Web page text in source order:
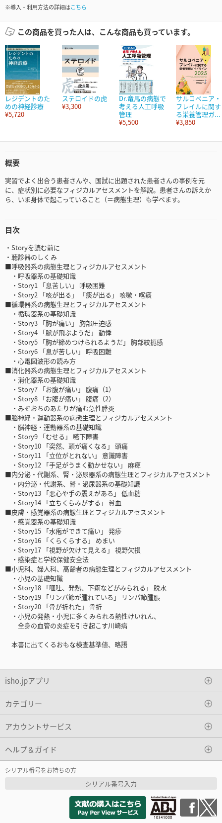
※導入・利用方法の詳細はこちら
この商品を買った人は、こんな商品も買っています。
レジデントのた
めの神経診療
¥5,720
ステロイドの虎
¥3,300
Dr.竜馬の病態で
考える人工呼吸
管理
¥5,500
サルコペニア・
フレイルに関す
る栄養管理ガ...
¥3,850
概要
実習でよく出合う患者さんや、国試に出題された患者さんの事例を元
に、症状別に必要なフィジカルアセスメントを解説。患者さんの訴えか
ら、いま身体で起こっていること（＝病態生理）も学べます。
目次
・Storyを読む前に
・聴診器のしくみ
■呼吸器系の病態生理とフィジカルアセスメント
・呼吸器系の基礎知識
・Story1 「息苦しい」 呼吸困難
・Story2 「咳が出る」 「痰が出る」 咳嗽・喀痰
■循環器系の病態生理とフィジカルアセスメント
・循環器系の基礎知識
・Story3 「胸が痛い」 胸部圧迫感
・Story4 「脈が飛ぶようだ」 動悸
・Story5 「胸が締めつけられるようだ」 胸部絞扼感
・Story6 「息が苦しい」 呼吸困難
・心電図波形の読み方
■消化器系の病態生理とフィジカルアセスメント
・消化器系の基礎知識
・Story7 「お腹が痛い」 腹痛（1）
・Story8 「お腹が痛い」 腹痛（2）
・みぞおちのあたりが痛む急性膵炎
■脳神経・運動器系の病態生理とフィジカルアセスメント
・脳神経・運動器系の基礎知識
・Story9 「むせる」 嚥下障害
・Story10 「突然、頭が痛くなる」 頭痛
・Story11 「立位がとれない」 意識障害
・Story12 「手足がうまく動かせない」 麻痺
■内分泌・代謝系、腎・泌尿器系の病態生理とフィジカルアセスメント
・内分泌・代謝系、腎・泌尿器系の基礎知識
・Story13 「悪心や手の震えがある」 低血糖
・Story14 「立ちくらみがする」 貧血
■皮膚・感覚器系の病態生理とフィジカルアセスメント
・感覚器系の基礎知識
・Story15 「水疱ができて痛い」 発疹
・Story16 「くらくらする」 めまい
・Story17 「視野が欠けて見える」 視野欠損
・感染症と学校保健安全法
■小児科、婦人科、高齢者の病態生理とフィジカルアセスメント
・小児の基礎知識
・Story18 「嘔吐、発熱、下痢などがみられる」 脱水
・Story19 「リンパ節が腫れている」 リンパ節腫脹
・Story20 「骨が折れた」 骨折
・小児の発熱・小児に多くみられる熱性けいれん、
全身の血管の炎症を引き起こす川崎病
本書に出てくるおもな検査基準値、略語
isho.jpアプリ
カテゴリー
アカウントサービス
ヘルプ＆ガイド
シリアル番号をお持ちの方
シリアル番号入力